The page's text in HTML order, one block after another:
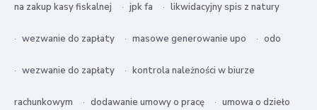
na zakup kasy fiskalnej jpk fa likwidacyjny spis z natury
wezwanie do zapłaty masowe generowanie upo odo
wezwanie do zapłaty kontrola należności w biurze
rachunkowym dodawanie umowy o pracę umowa o dzieło